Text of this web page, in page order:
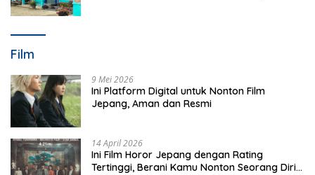
Film
9 Mei 2026
Ini Platform Digital untuk Nonton Film
Jepang, Aman dan Resmi
14 April 2026
Ini Film Horor Jepang dengan Rating
Tertinggi, Berani Kamu Nonton Seorang Diri